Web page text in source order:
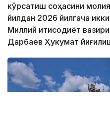
кўрсатиш соҳасини
йилдан 2026 йилгача
Миллий иқтисодиёт
Дарбаев Ҳукумат